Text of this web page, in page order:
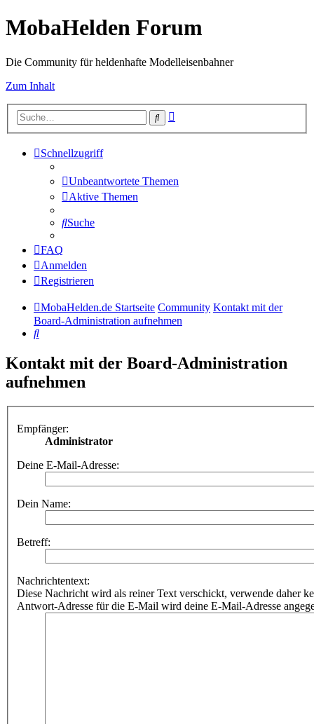
MobaHelden Forum
Die Community für heldenhafte Modelleisenbahner
Zum Inhalt
Suche
Schnellzugriff
Unbeantwortete Themen
Aktive Themen
Suche
FAQ
Anmelden
Registrieren
MobaHelden.de Startseite Community Kontakt mit der
Board-Administration aufnehmen
Suche
Kontakt mit der Board-Administration
aufnehmen
Empfänger:
Administrator
Deine E-Mail-Adresse:
Dein Name:
Betreff:
Nachrichtentext:
Diese Nachricht wird als reiner Text verschickt, verwende daher
Antwort-Adresse für die E-Mail wird deine E-Mail-Adresse